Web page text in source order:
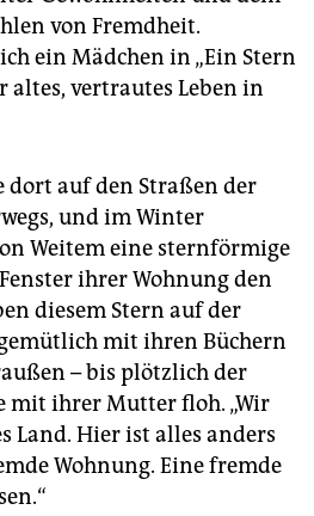
von Fremdheit.
ein Mädchen in „Ein Stern
altes, vertrautes Leben in
dort auf den Straßen der
und im Winter
Weitem eine sternförmige
ihrer Wohnung den
diesem Stern auf der
mit ihren Büchern
– bis plötzlich der
mit ihrer Mutter floh. „Wir
Land. Hier ist alles anders
Wohnung. Eine fremde